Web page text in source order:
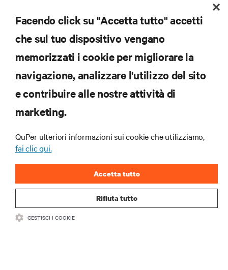
Iscriviti per scoprire le ultime tendenze
tecnologiche
Ricevi aggiornamenti regolari sugli argomenti più
importanti del settore, con le discussioni più recenti
e gli approfondimenti degli esperti sulla gestione di
Facendo click su "Accetta tutto" accetti
che sul tuo dispositivo vengano
memorizzati i cookie per migliorare la
navigazione, analizzare l'utilizzo del sito
e contribuire alle nostre attività di
marketing.
QuPer ulteriori informazioni sui cookie che utilizziamo,
fai clic qui.
Rifiuta tutto
Accetta tutto
GESTISCI I COOKIE